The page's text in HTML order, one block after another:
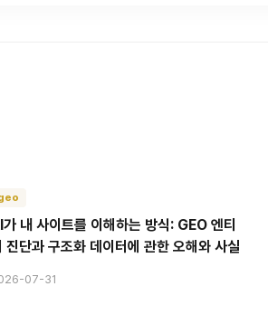
내 사이트를 이해하는 방식: GEO 엔티
진단과 구조화 데이터에 관한 오해와 사실
07-31